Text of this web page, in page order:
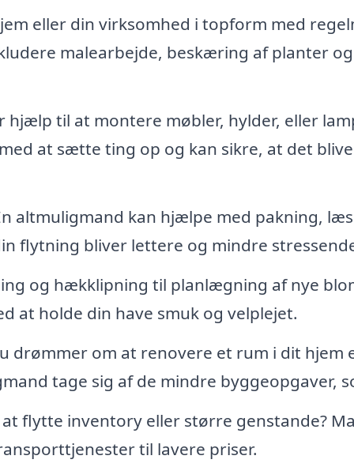
eller din virksomhed i topform med
malearbejde, beskæring af planter
hjælp til at montere møbler, hylder, eller
at sætte ting op og kan sikre, at det
altmuligmand kan hjælpe med pakning,
flytning bliver lettere og mindre
og hækklipning til planlægning af nye
at holde din have smuk og velplejet.
drømmer om at renovere et rum i dit hjem
tage sig af de mindre byggeopgaver,
flytte inventory eller større genstande?
til lavere priser.